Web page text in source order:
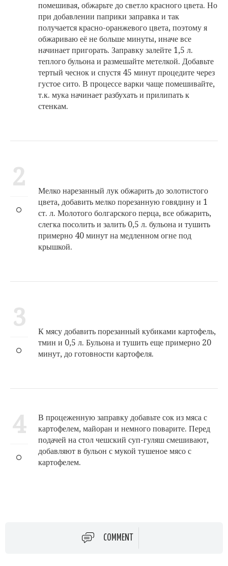
помешивая, обжарьте до светло красного цвета. Но
при добавлении паприки заправка и так
получается красно-оранжевого цвета, поэтому я
обжариваю её не больше минуты, иначе все
начинает пригорать. Заправку залейте 1,5 л.
теплого бульона и размешайте метелкой. Добавьте
тертый чеснок и спустя 45 минут процедите через
густое сито. В процессе варки чаще помешивайте,
т.к. мука начинает разбухать и прилипать к
стенкам.
2
Мелко нарезанный лук обжарить до золотистого
цвета, добавить мелко порезанную говядину и 1
ст. л. Молотого болгарского перца, все обжарить,
слегка посолить и залить 0,5 л. бульона и тушить
примерно 40 минут на медленном огне под
крышкой.
3
К мясу добавить порезанный кубиками картофель,
тмин и 0,5 л. Бульона и тушить еще примерно 20
минут, до готовности картофеля.
4
В процеженную заправку добавьте сок из мяса с
картофелем, майоран и немного поварите. Перед
подачей на стол чешский суп-гуляш смешивают,
добавляют в бульон с мукой тушеное мясо с
картофелем.
COMMENT